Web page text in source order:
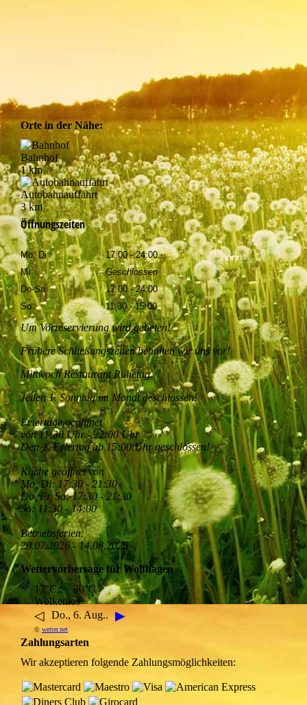
Orte in der Nähe:
Bahnhof
1 km
Autobahnauffahrt
3 km
Öffnungszeiten
Mo, Di
17:00 - 24:00
Mi
Geschlossen
Do-Sa
17:00 - 24:00
So
11:30 - 15:00
Um Vorreservierung wird gebeten!
Frühere Schließungszeiten behalten wir uns vor!
Mittwoch Restaurant Ruhetag
Jeden 1. Sonntag im Monat geschlossen!
Feiertage geöfffnet
von 11:30 Uhr - 22:00 Uhr
Den 2. Feiertag ab 15:00 Uhr geschlossen!
Küche geöffnet von
Mo, Di: 17:30 - 21:30
Do, Fr, Sa: 17:30 - 21:30
So: 11:30 - 14:00
Betriebsferien:
29.07.2026 - 14.08.2026
Wettervorhersage für Wolfhagen
17°C – 30°C
Wolkenlos
◁ Do., 6. Aug.. ▶
© wetter.net
Zahlungsarten
Wir akzeptieren folgende Zahlungsmöglichkeiten: